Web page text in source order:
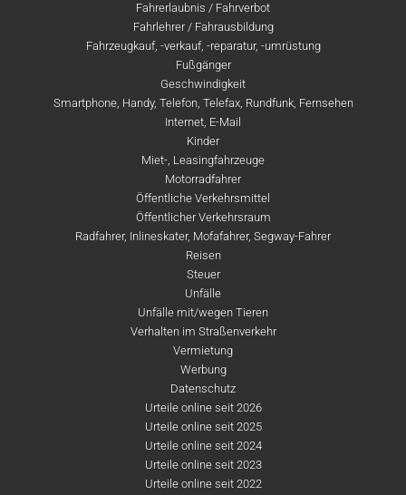
Fahrerlaubnis / Fahrverbot
Fahrlehrer / Fahrausbildung
Fahrzeugkauf, -verkauf, -reparatur, -umrüstung
Fußgänger
Geschwindigkeit
Smartphone, Handy, Telefon, Telefax, Rundfunk, Fernsehen
Internet, E-Mail
Kinder
Miet-, Leasingfahrzeuge
Motorradfahrer
Öffentliche Verkehrsmittel
Öffentlicher Verkehrsraum
Radfahrer, Inlineskater, Mofafahrer, Segway-Fahrer
Reisen
Steuer
Unfälle
Unfälle mit/wegen Tieren
Verhalten im Straßenverkehr
Vermietung
Werbung
Datenschutz
Urteile online seit 2026
Urteile online seit 2025
Urteile online seit 2024
Urteile online seit 2023
Urteile online seit 2022